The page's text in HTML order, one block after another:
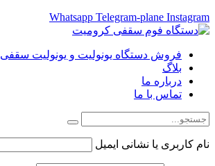
Whatsapp Telegram-plane Instagram
فروش دستگاه یونولیت و یونولیت سقفی
بلاگ
درباره ما
تماس با ما
نام کاربری یا نشانی ایمیل